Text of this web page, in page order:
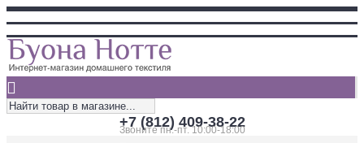
+7 (812) 409-38-22
Звоните пн.-пт. 10:00-18:00